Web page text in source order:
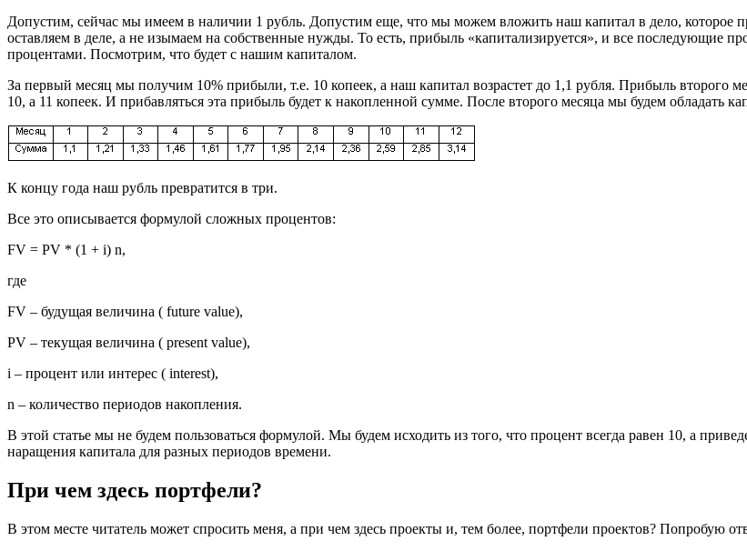
Допустим, сейчас мы имеем в наличии 1 рубль. Допустим еще, что мы можем вложить наш капитал в дело,
оставляем в деле, а не изымаем на собственные нужды. То есть, прибыль «капитализируется», и все
процентами. Посмотрим, что будет с нашим капиталом.
За первый месяц мы получим 10% прибыли, т.е. 10 копеек, а наш капитал возрастет до 1,1 рубля. Прибыль второго
10, а 11 копеек. И прибавляться эта прибыль будет к накопленной сумме. После второго месяца мы будем обладать
К концу года наш рубль превратится в три.
Все это описывается формулой сложных процентов:
FV = PV * (1 + i) n,
где
FV – будущая величина ( future value),
PV – текущая величина ( present value),
i – процент или интерес ( interest),
n – количество периодов накопления.
В этой статье мы не будем пользоваться формулой. Мы будем исходить из того, что процент всегда равен 10, а
наращения капитала для разных периодов времени.
При чем здесь портфели?
В этом месте читатель может спросить меня, а при чем здесь проекты и, тем более, портфели проектов? Попробую